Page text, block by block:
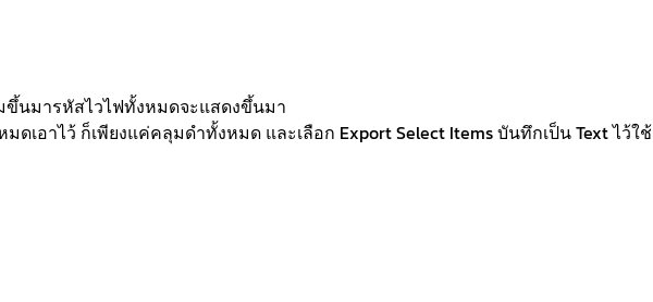
ขึ้นมารหัสไวไฟทั้งหมดจะแสดงขึ้นมา
เอาไว้ ก็เพียงแค่คลุมดำทั้งหมด และเลือก Export Select Items บันทึกเป็น Text ไว้ใช้